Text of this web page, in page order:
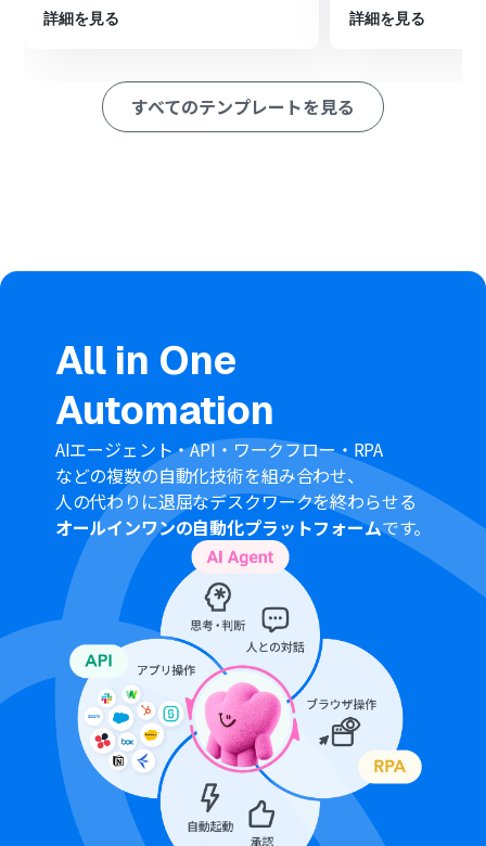
ションを設定し、AIが生成したテキストをノートとして登
ペレーション」：トリガー起動後、フロー内で処理を行うアク
のプロンプト（指示文）を自由にカスタマイズできます。
ションのIDを任意で設定することが可能です。また、ノー
トの本文には固定のテキストを入力したり、前段のトリガ
ーやオペレーションで取得した情報を変数として埋め込
んだりするなど、柔軟な設定ができます
■注意事項
Microsoft Teams、MemのそれぞれとYoomを連携して
ください。
Microsoft365（旧Office365）には、家庭向けプランと一
般法人向けプラン（Microsoft365 Business）があり、一
般法人向けプランに加入していない場合には認証に失敗
する可能性があります。
トリガーは5分、10分、15分、30分、60分の間隔で起動
間隔を選択できます。
プランによって最短の起動間隔が異なりますので、ご注意
ください。
詳細を見る 詳細を見る
すべてのテンプレートを見る
All in One
Automation
AIエージェント・API・ワークフロー・RPA
などの複数の自動化技術を組み合わせ、
人の代わりに退屈なデスクワークを終わらせる
オールインワンの自動化プラットフォームです。